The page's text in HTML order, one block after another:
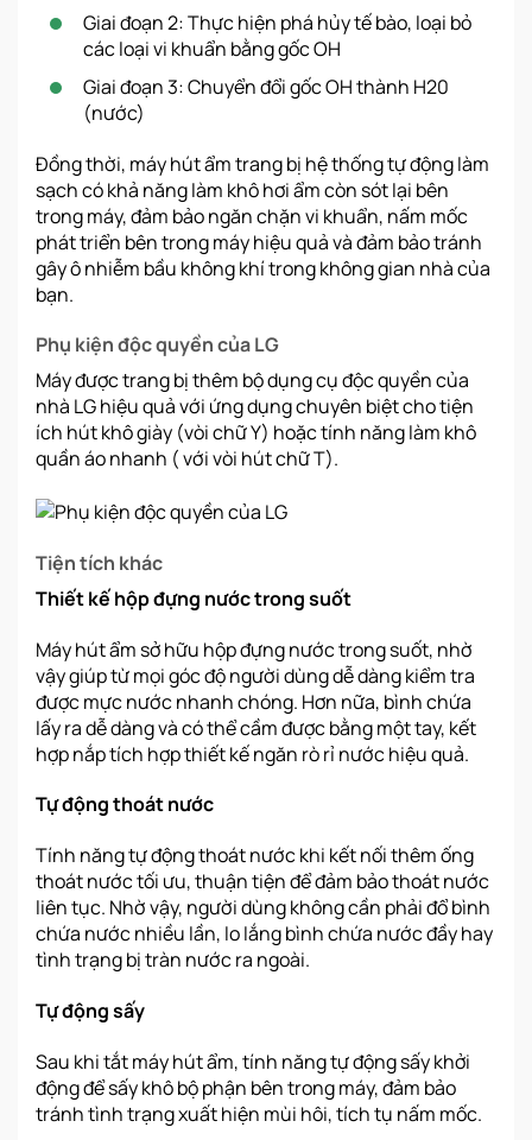
Giai đoạn 2: Thực hiện phá hủy tế bào, loại bỏ
các loại vi khuẩn bằng gốc OH
Giai đoạn 3: Chuyển đổi gốc OH thành H20
(nước)
Đồng thời, máy hút ẩm trang bị hệ thống tự động làm
sạch có khả năng làm khô hơi ẩm còn sót lại bên
trong máy, đảm bảo ngăn chặn vi khuẩn, nấm mốc
phát triển bên trong máy hiệu quả và đảm bảo tránh
gây ô nhiễm bầu không khí trong không gian nhà của
bạn.
Phụ kiện độc quyền của LG
Máy được trang bị thêm bộ dụng cụ độc quyền của
nhà LG hiệu quả với ứng dụng chuyên biệt cho tiện
ích hút khô giày (vòi chữ Y) hoặc tính năng làm khô
quần áo nhanh ( với vòi hút chữ T).
Tiện tích khác
Thiết kế hộp đựng nước trong suốt
Máy hút ẩm sở hữu hộp đựng nước trong suốt, nhờ
vậy giúp từ mọi góc độ người dùng dễ dàng kiểm tra
được mực nước nhanh chóng. Hơn nữa, bình chứa
lấy ra dễ dàng và có thể cầm được bằng một tay, kết
hợp nắp tích hợp thiết kế ngăn rò rỉ nước hiệu quả.
Tự động thoát nước
Tính năng tự động thoát nước khi kết nối thêm ống
thoát nước tối ưu, thuận tiện để đảm bảo thoát nước
liên tục. Nhờ vậy, người dùng không cần phải đổ bình
chứa nước nhiều lần, lo lắng bình chứa nước đầy hay
tình trạng bị tràn nước ra ngoài.
Tự động sấy
Sau khi tắt máy hút ẩm, tính năng tự động sấy khởi
động để sấy khô bộ phận bên trong máy, đảm bảo
tránh tình trạng xuất hiện mùi hôi, tích tụ nấm mốc.